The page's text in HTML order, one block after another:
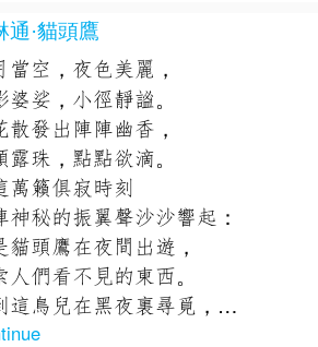
通·貓頭鷹
當空，夜色美麗，
婆娑，小徑靜謐。
散發出陣陣幽香，
露珠，點點欲滴。
萬籟俱寂時刻
神秘的振翼聲沙沙響起：
貓頭鷹在夜間出遊，
人們看不見的東西。
這鳥兒在黑夜裏尋覓，…